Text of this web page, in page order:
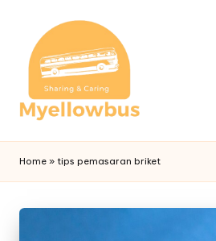
Home » tips pemasaran briket